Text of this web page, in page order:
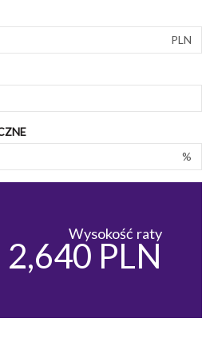
PLN
%
Wysokość raty
2,640 PLN